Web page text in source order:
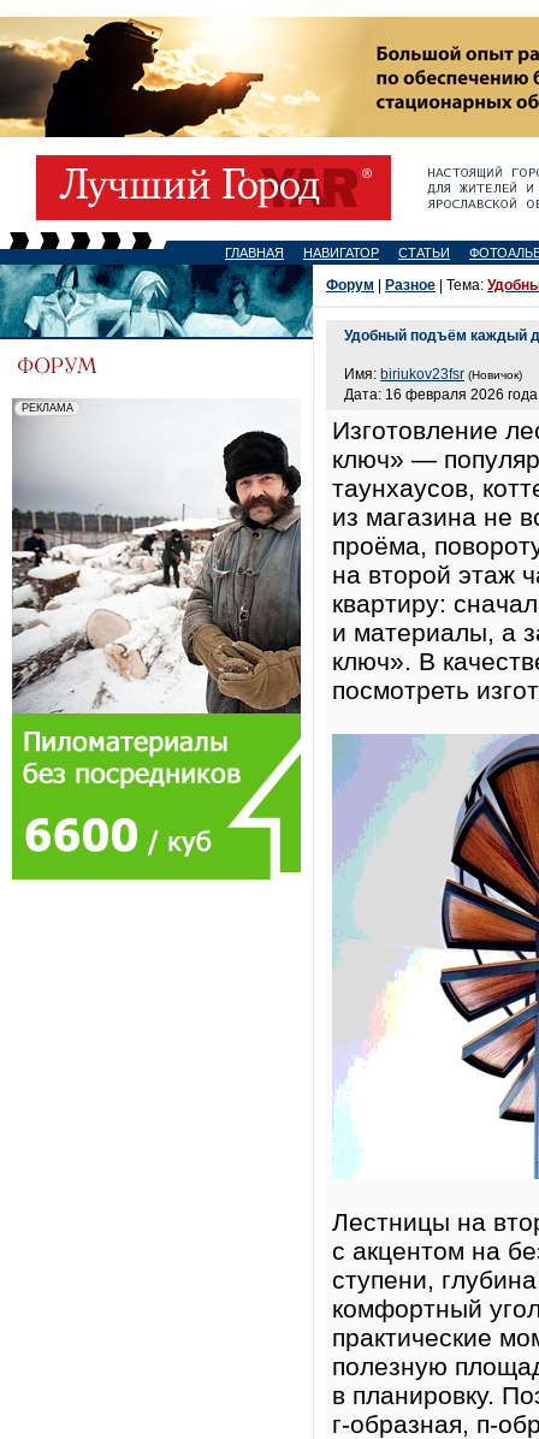
ГЛАВНАЯ НАВИГАТОР СТАТЬИ
Форум Разное | Тема:
Удобный подъём каждый
Имя: biriukov23fsr (Новичок)
Дата: 16 февраля 2026
Изготовление
ключ» —
таунхаусов,
из магазина не
проёма,
на второй этаж
квартиру:
и материалы, а
ключ». В
посмотреть
Лестницы на
с акцентом на
ступени,
комфортный
практические
полезную
в планировку.
г-образная, п-